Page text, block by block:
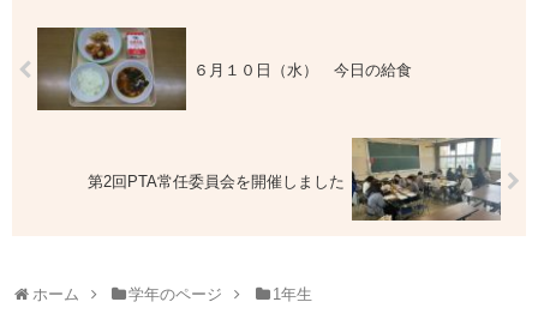
６月１０日（水） 今日の給食
第2回PTA常任委員会を開催しました
ホーム 学年のページ 1年生